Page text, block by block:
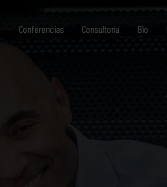
Conferencias Consultoría Bio